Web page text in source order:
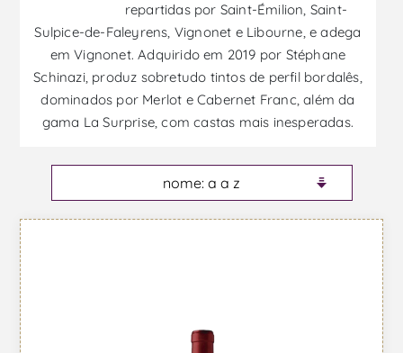
repartidas por Saint-Émilion, Saint-
Sulpice-de-Faleyrens, Vignonet e Libourne, e adega
em Vignonet. Adquirido em 2019 por Stéphane
Schinazi, produz sobretudo tintos de perfil bordalês,
dominados por Merlot e Cabernet Franc, além da
gama La Surprise, com castas mais inesperadas.